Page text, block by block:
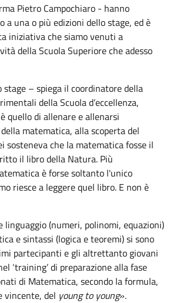
Pietro Campochiaro - hanno
a una o più edizioni dello stage, ed è
iniziativa che siamo venuti a
della Scuola Superiore che adesso
stage – spiega il coordinatore della
della Scuola d’eccellenza,
quello di allenare e allenarsi
matematica, alla scoperta del
sosteneva che la matematica fosse il
il libro della Natura. Più
è forse soltanto l'unico
riesce a leggere quel libro. E non è
linguaggio (numeri, polinomi, equazioni)
e sintassi (logica e teoremi) si sono
partecipanti e gli altrettanto giovani
‘training’ di preparazione alla fase
di Matematica, secondo la formula,
vincente, del young to young».